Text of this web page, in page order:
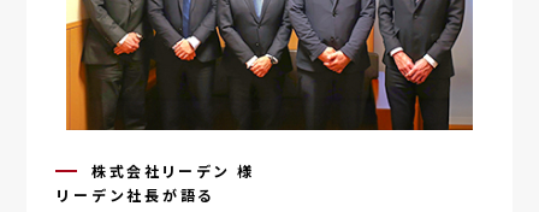
株式会社リーデン 様
リーデン社長が語る